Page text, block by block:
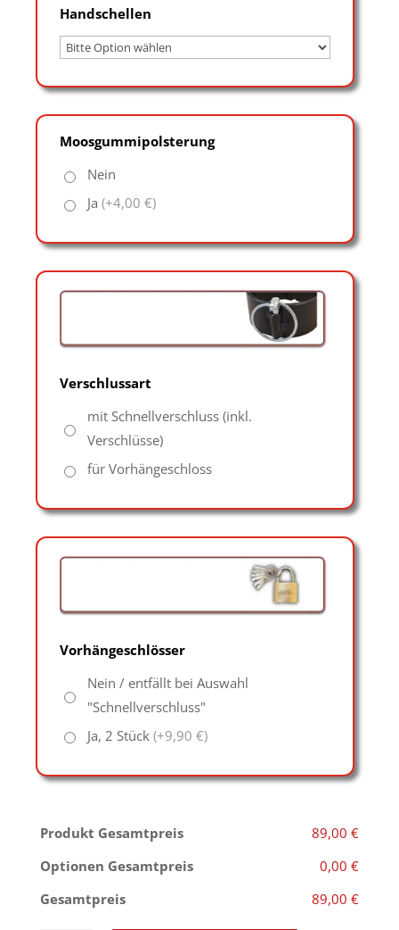
Handschellen
Moosgummipolsterung
Nein
Ja (+4,00 €)
Verschlussart
mit Schnellverschluss (inkl.
Verschlüsse)
für Vorhängeschloss
Vorhängeschlösser
Nein / entfällt bei Auswahl
"Schnellverschluss"
Ja, 2 Stück (+9,90 €)
Produkt Gesamtpreis
89,00 €
Optionen Gesamtpreis
0,00 €
Gesamtpreis
89,00 €